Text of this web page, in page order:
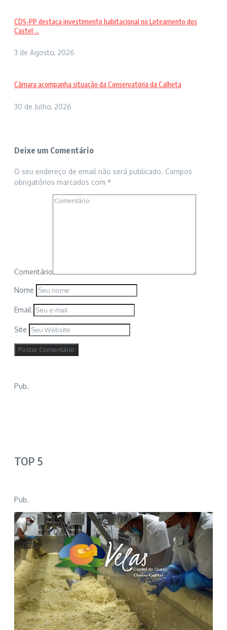
CDS-PP destaca investimento habitacional no Loteamento dos
Castel ...
3 de Agosto, 2026
Câmara acompanha situação da Conservatória da Calheta
30 de Julho, 2026
Deixe um Comentário
O seu endereço de email não será publicado. Campos
obrigatórios marcados com *
Comentário
Nome
Email
Site
Pub.
TOP 5
Pub.